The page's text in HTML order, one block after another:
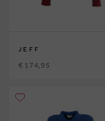
JEFF
€ 174,95